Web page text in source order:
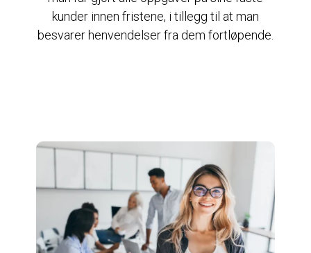
kunder innen fristene, i tillegg til at man
besvarer henvendelser fra dem fortløpende.